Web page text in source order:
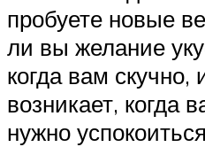
пробуете новые
ли вы желание
когда вам
возникает, когда
нужно